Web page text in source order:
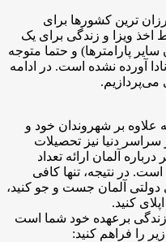
ترین کشورها برای
اخذ ویزا و زندگی برای یک
پارامترها) و حتما متوجه
آورده نشده است. در ادامه
می‌پردازیم.
علاوه بر شهروندان خود و
سراسر دنیا نیز تحصیلات
آلمان ارائه تعداد
در نتیجه، تنها کافی
آلمان جست و جو کنید،
کنید.
زندگی برعهده خود شما است
را فراهم کنید: